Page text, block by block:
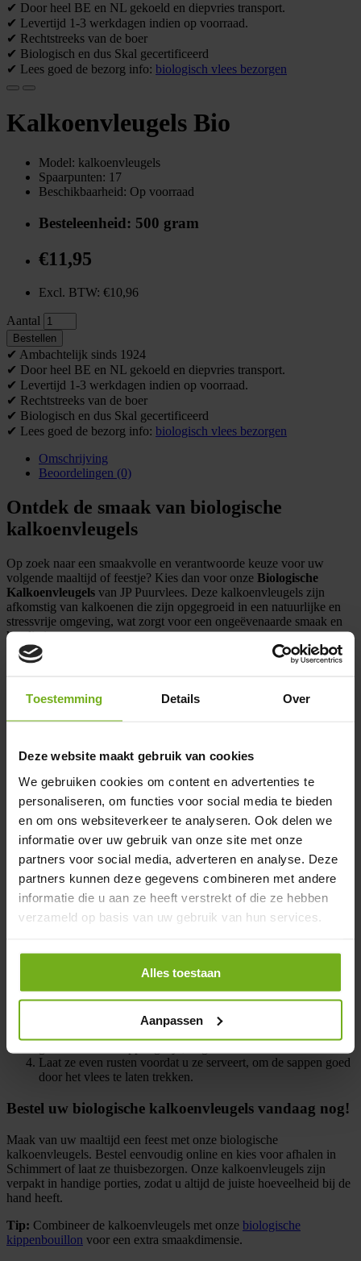
Toestemming Details Over
Deze website maakt gebruik van cookies
We gebruiken cookies om content en advertenties te
personaliseren, om functies voor social media te bieden
en om ons websiteverkeer te analyseren. Ook delen we
informatie over uw gebruik van onze site met onze
partners voor social media, adverteren en analyse. Deze
partners kunnen deze gegevens combineren met andere
informatie die u aan ze heeft verstrekt of die ze hebben
verzameld op basis van uw gebruik van hun services.
Alles toestaan
Aanpassen
✔ Door heel BE en NL gekoeld en diepvries transport.
✔ Levertijd 1-3 werkdagen indien op voorraad.
✔ Rechtstreeks van de boer
✔ Biologisch en dus Skal gecertificeerd
✔ Lees goed de bezorg info: biologisch vlees bezorgen
Kalkoenvleugels Bio
Model: kalkoenvleugels
Spaarpunten: 17
Beschikbaarheid: Op voorraad
Besteleenheid: 500 gram
€11,95
Excl. BTW: €10,96
Aantal
Bestellen
✔ Ambachtelijk sinds 1924
✔ Door heel BE en NL gekoeld en diepvries transport.
✔ Levertijd 1-3 werkdagen indien op voorraad.
✔ Rechtstreeks van de boer
✔ Biologisch en dus Skal gecertificeerd
✔ Lees goed de bezorg info: biologisch vlees bezorgen
Omschrijving
Beoordelingen (0)
Ontdek de smaak van biologische
kalkoenvleugels
Op zoek naar een smaakvolle en verantwoorde keuze voor uw
volgende maaltijd of feestje? Kies dan voor onze Biologische
Kalkoenvleugels van JP Puurvlees. Deze kalkoenvleugels zijn
afkomstig van kalkoenen die zijn opgegroeid in een natuurlijke en
stressvrije omgeving, wat zorgt voor een ongeëvenaarde smaak en
kwaliteit.
Waarom biologische kalkoenvleugels?
Onze biologische kalkoenvleugels zijn een ware traktatie voor
resulteert in vleugels die niet alleen heerlijk zijn, maar ook vrij van
Meer vlees, minder bot:Geniet van een rijke smaak en een
Biologisch gecertificeerd: Uw garantie voor echte biologische
kwaliteit.
Duurzaam geproduceerd: Met respect voor dier en milieu.
Bereidingswijze biologische kalkoenvleugels
Deze kalkoenvleugels zijn ideaal voor diverse bereidingen. Of u ze
Verwarm uw oven voor op 180 graden Celsius.
Wrijf de kalkoenvleugels in met uw favoriete kruidenmix of
Laat ze even rusten voordat u ze serveert, om de sappen goed
door het vlees te laten trekken.
Bestel uw biologische kalkoenvleugels vandaag nog!
Maak van uw maaltijd een feest met onze biologische
kalkoenvleugels. Bestel eenvoudig online en kies voor afhalen in
Schimmert of laat ze thuisbezorgen. Onze kalkoenvleugels zijn
verpakt in handige porties, zodat u altijd de juiste hoeveelheid bij de
hand heeft.
Tip: Combineer de kalkoenvleugels met onze biologische
kippenbouillon voor een extra smaakdimensie.